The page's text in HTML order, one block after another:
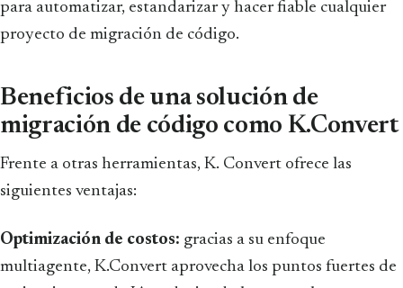
para automatizar, estandarizar y hacer fiable cualquier
proyecto de migración de código.
Beneficios de una solución de
migración de código como K.Convert
Frente a otras herramientas, K. Convert ofrece las
siguientes ventajas:
Optimización de costos: gracias a su enfoque
multiagente, K.Convert aprovecha los puntos fuertes de